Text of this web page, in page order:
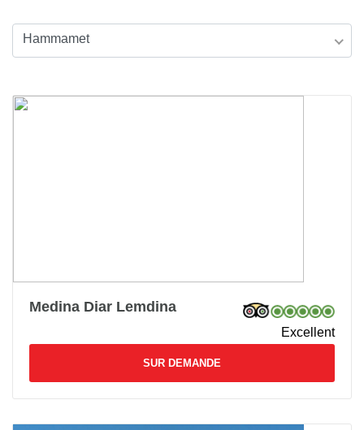
Hammamet
Medina Diar Lemdina
Excellent
SUR DEMANDE